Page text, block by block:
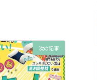
次の記事